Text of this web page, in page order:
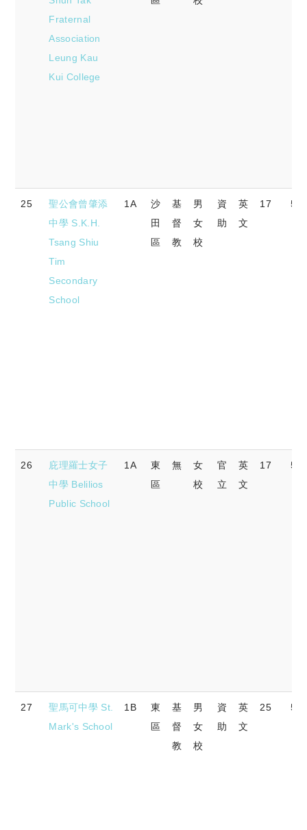
Fraternal
Association
Leung Kau
Kui College
25
聖公會曾肇添
中學 S.K.H.
Tsang Shiu
Tim
Secondary
School
1A
沙
田
區
基
督
教
男
女
校
資
助
英
文
17
26
庇理羅士女子
中學 Belilios
Public School
1A
東
區
無
女
校
官
立
英
文
17
27
聖馬可中學 St.
Mark's School
1B
東
區
基
督
教
男
女
校
資
助
英
文
25